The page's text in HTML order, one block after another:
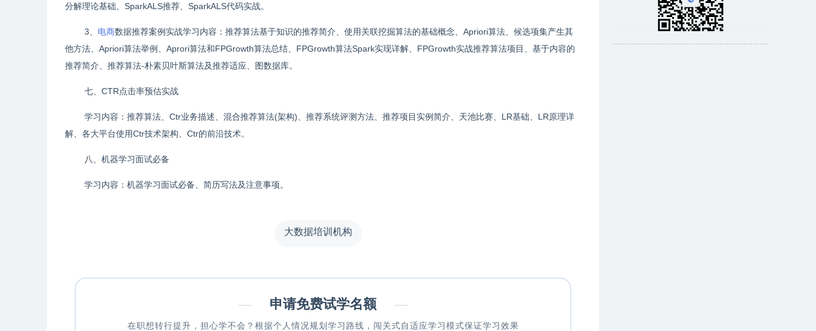
分解理论基础、SparkALS推荐、SparkALS代码实战。
3、 电商数据推荐案例实战学习内容：推荐算法基于知识的推荐简介、使用关联挖掘算法的基础概念、Apriori算法、候选项集产生其
他方法、Apriori算法举例、Aprori算法和FPGrowth算法总结、FPGrowth算法Spark实现详解、FPGrowth实战推荐算法项目、基于内容的
推荐简介、推荐算法-朴素贝叶斯算法及推荐适应、图数据库。
七、CTR点击率预估实战
学习内容：推荐算法、Ctr业务描述、混合推荐算法(架构)、推荐系统评测方法、推荐项目实例简介、天池比赛、LR基础、LR原理详
解、各大平台使用Ctr技术架构、Ctr的前沿技术。
八、机器学习面试必备
学习内容：机器学习面试必备、简历写法及注意事项。
大数据培训机构
— 申请免费试学名额 —
在职想转行提升，担心学不会？根据个人情况规划学习路线，闯关式自适应学习模式保证学习效果